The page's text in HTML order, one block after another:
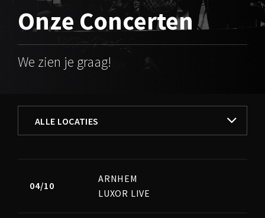
Onze Concerten
We zien je graag!
ALLE LOCATIES
04/10
ARNHEM
LUXOR LIVE